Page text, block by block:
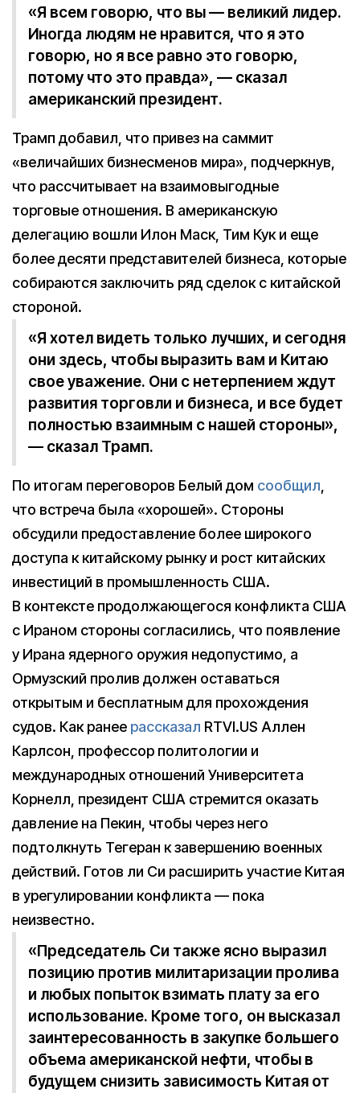
«Я всем говорю, что вы — великий лидер.
Иногда людям не нравится, что я это
говорю, но я все равно это говорю,
потому что это правда», — сказал
американский президент.
Трамп добавил, что привез на саммит
«величайших бизнесменов мира», подчеркнув,
что рассчитывает на взаимовыгодные
торговые отношения. В американскую
делегацию вошли Илон Маск, Тим Кук и еще
более десяти представителей бизнеса, которые
собираются заключить ряд сделок с китайской
стороной.
«Я хотел видеть только лучших, и сегодня
они здесь, чтобы выразить вам и Китаю
свое уважение. Они с нетерпением ждут
развития торговли и бизнеса, и все будет
полностью взаимным с нашей стороны»,
— сказал Трамп.
По итогам переговоров Белый дом сообщил,
что встреча была «хорошей». Стороны
обсудили предоставление более широкого
доступа к китайскому рынку и рост китайских
инвестиций в промышленность США.
В контексте продолжающегося конфликта США
с Ираном стороны согласились, что появление
у Ирана ядерного оружия недопустимо, а
Ормузский пролив должен оставаться
открытым и бесплатным для прохождения
судов. Как ранее рассказал RTVI.US Аллен
Карлсон, профессор политологии и
международных отношений Университета
Корнелл, президент США стремится оказать
давление на Пекин, чтобы через него
подтолкнуть Тегеран к завершению военных
действий. Готов ли Си расширить участие Китая
в урегулировании конфликта — пока
неизвестно.
«Председатель Си также ясно выразил
позицию против милитаризации пролива
и любых попыток взимать плату за его
использование. Кроме того, он высказал
заинтересованность в закупке большего
объема американской нефти, чтобы в
будущем снизить зависимость Китая от